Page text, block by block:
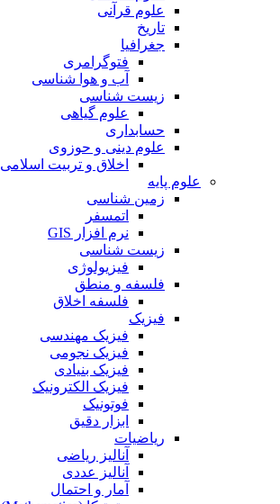
علوم قرآنی
تاریخ
جغرافیا
فتوگرامری
آب و هوا شناسی
زیست شناسی
علوم گیاهی
حسابداری
علوم دینی و حوزوی
اخلاق و تربیت اسلامی
علوم پایه
زمین شناسی
اتمسفر
نرم افزار GIS
زیست شناسی
فیزیولوژی
فلسفه و منطق
فلسفه اخلاق
فیزیک
فیزیک مهندسی
فیزیک نجومی
فیزیک بنیادی
فیزیک الکترونیک
فوتونیک
ابزار دقیق
ریاضیات
آنالیز ریاضی
آنالیز عددی
آمار و احتمال